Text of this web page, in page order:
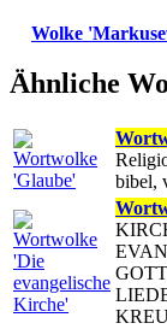
Wolke
Ähnliche
bibel,